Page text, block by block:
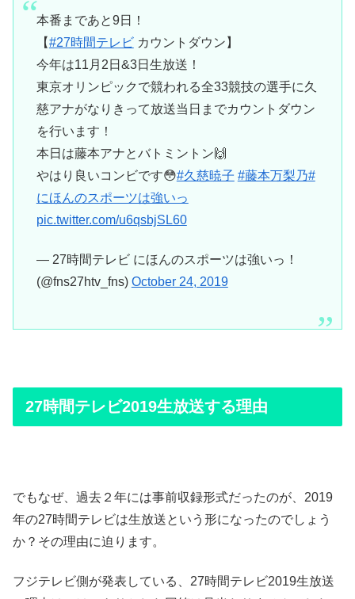
本番まであと9日！
【#27時間テレビカウントダウン】
今年は11月2日&3日生放送！
東京オリンピックで競われる全33競技の選手に久
慈アナがなりきって放送当日までカウントダウン
を行います！
本日は藤本アナとバトミントン🙌
やはり良いコンビです😳#久慈暁子 #藤本万梨乃#
にほんのスポーツは強いっ
pic.twitter.com/u6qsbjSL60
— 27時間テレビ にほんのスポーツは強いっ！
(@fns27htv_fns) October 24, 2019
27時間テレビ2019生放送する理由
でもなぜ、過去２年には事前収録形式だったのが、2019
年の27時間テレビは生放送という形になったのでしょう
か？その理由に迫ります。
フジテレビ側が発表している、27時間テレビ2019生放送